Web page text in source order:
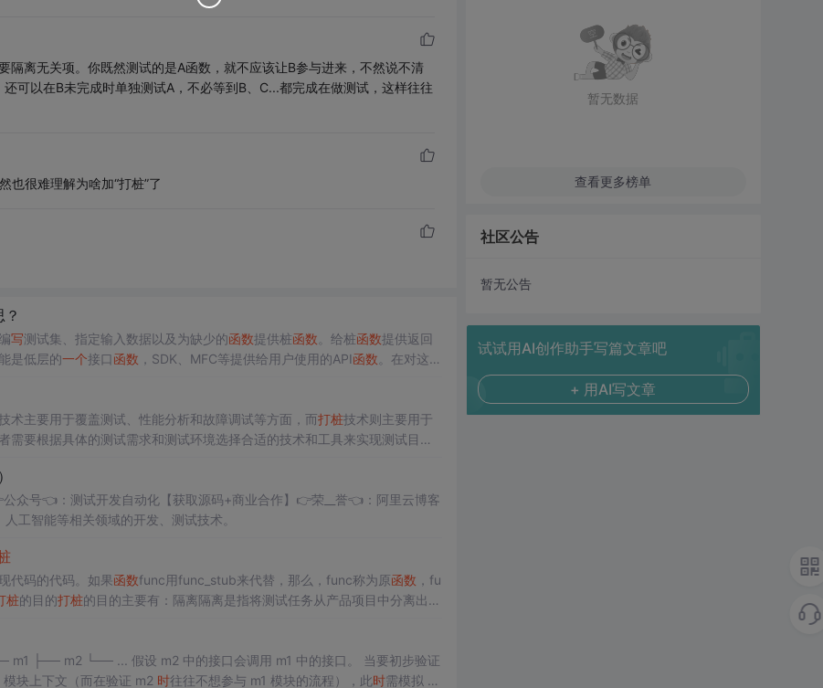
隔离无关项。你既然测试的是A函数，就不应该让B参与进来，不然说不清
可以在B未完成时单独测试A，不必等到B、C...都完成在做测试，这样往往
也很难理解为啥加“打桩”了
写测试集、指定输入数据以及为缺少的函数提供桩函数 。给桩函数提供返回
是低层的一个接口函数 ，SDK、MFC等提供给用户使用的API函数 。在对这些
术主要用于覆盖测试、性能分析和故障调试等方面，而打桩技术则主要用于
要根据具体的测试需求和测试环境选择合适的技术和工具来实现测试目
下的执行路径和逻辑分支。
众号👈：测试开发自动化【获取源码+商业合作】👉荣__誉👈：阿里云博客
工智能等相关领域的开发、测试技术。
代码的代码。如果 函数func用func_stub来代替，那么，func称为原函数 ，fu
桩的目的打桩的目的主要有：隔离隔离是指将测试任务从产品项目中分离出
块上下文（而在验证 m2 时往往不想参与 m1 模块的流程），此时需模拟 m
暂无数据
查看更多榜单
社区公告
暂无公告
试试用AI创作助手写篇文章吧
+ 用AI写文章